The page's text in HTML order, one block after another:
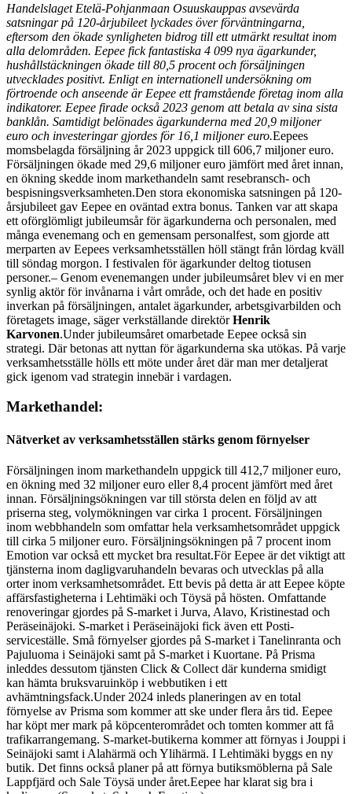
Handelslaget Etelä-Pohjanmaan Osuuskauppas avsevärda
satsningar på 120-årjubileet lyckades över förväntningarna,
eftersom den ökade synligheten bidrog till ett utmärkt resultat inom
alla delområden. Eepee fick fantastiska 4 099 nya ägarkunder,
hushållstäckningen ökade till 80,5 procent och försäljningen
utvecklades positivt. Enligt en internationell undersökning om
förtroende och anseende är Eepee ett framstående företag inom alla
indikatorer. Eepee firade också 2023 genom att betala av sina sista
banklån. Samtidigt belönades ägarkunderna med 20,9 miljoner
euro och investeringar gjordes för 16,1 miljoner euro.Eepees
momsbelagda försäljning år 2023 uppgick till 606,7 miljoner euro.
Försäljningen ökade med 29,6 miljoner euro jämfört med året innan,
en ökning skedde inom markethandeln samt resebransch- och
bespisningsverksamheten.Den stora ekonomiska satsningen på 120-
årsjubileet gav Eepee en oväntad extra bonus. Tanken var att skapa
ett oförglömligt jubileumsår för ägarkunderna och personalen, med
många evenemang och en gemensam personalfest, som gjorde att
merparten av Eepees verksamhetsställen höll stängt från lördag kväll
till söndag morgon. I festivalen för ägarkunder deltog tiotusen
personer.– Genom evenemangen under jubileumsåret blev vi en mer
synlig aktör för invånarna i vårt område, och det hade en positiv
inverkan på försäljningen, antalet ägarkunder, arbetsgivarbilden och
företagets image, säger verkställande direktörHenrik
Karvonen.Under jubileumsåret omarbetade Eepee också sin
strategi. Där betonas att nyttan för ägarkunderna ska utökas. På varje
verksamhetsställe hölls ett möte under året där man mer detaljerat
gick igenom vad strategin innebär i vardagen.
Markethandel:
Nätverket av verksamhetsställen stärks genom förnyelser
Försäljningen inom markethandeln uppgick till 412,7 miljoner euro,
en ökning med 32 miljoner euro eller 8,4 procent jämfört med året
innan. Försäljningsökningen var till största delen en följd av att
priserna steg, volymökningen var cirka 1 procent. Försäljningen
inom webbhandeln som omfattar hela verksamhetsområdet uppgick
till cirka 5 miljoner euro. Försäljningsökningen på 7 procent inom
Emotion var också ett mycket bra resultat.För Eepee är det viktigt att
tjänsterna inom dagligvaruhandeln bevaras och utvecklas på alla
orter inom verksamhetsområdet. Ett bevis på detta är att Eepee köpte
affärsfastigheterna i Lehtimäki och Töysä på hösten. Omfattande
renoveringar gjordes på S-market i Jurva, Alavo, Kristinestad och
Peräseinäjoki. S-market i Peräseinäjoki fick även ett Posti-
serviceställe. Små förnyelser gjordes på S-market i Tanelinranta och
Pajuluoma i Seinäjoki samt på S-market i Kuortane. På Prisma
inleddes dessutom tjänsten Click & Collect där kunderna smidigt
kan hämta bruksvaruinköp i webbutiken i ett
avhämtningsfack.Under 2024 inleds planeringen av en total
förnyelse av Prisma som kommer att ske under flera års tid. Eepee
har köpt mer mark på köpcenterområdet och tomten kommer att få
trafikarrangemang. S-market-butikerna kommer att förnyas i Jouppi i
Seinäjoki samt i Alahärmä och Ylihärmä. I Lehtimäki byggs en ny
butik. Det finns också planer på att förnya butiksmöblerna på Sale
Lappfjärd och Sale Töysä under året.Eepee har klarat sig bra i